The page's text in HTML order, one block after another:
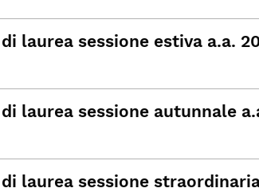
laurea sessione estiva a.a.
laurea sessione autunnale
laurea sessione